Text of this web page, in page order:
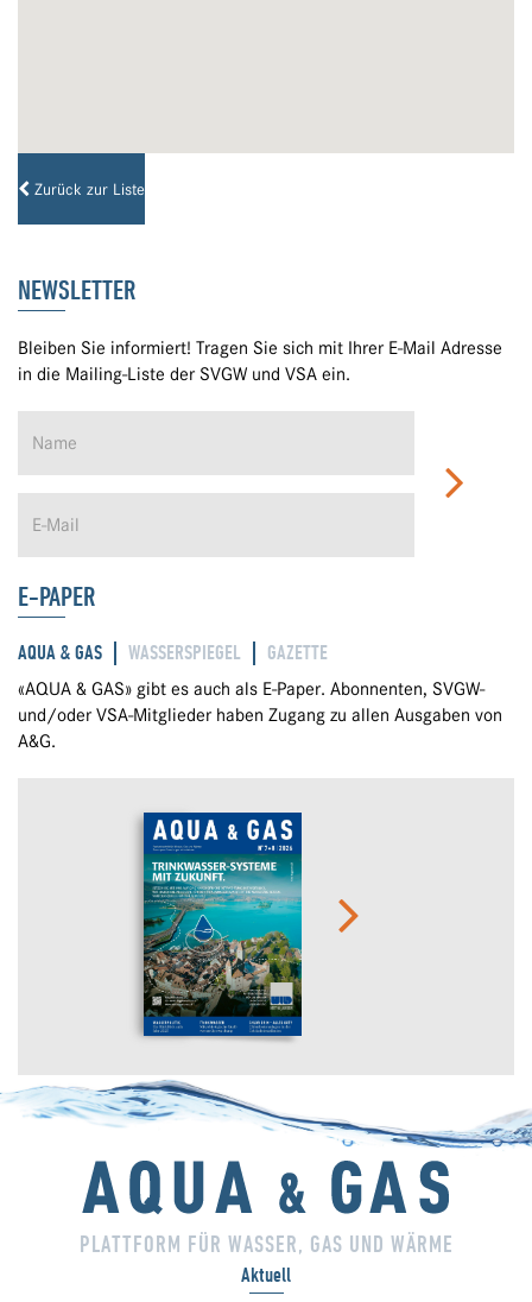
Zurück zur Liste
NEWSLETTER
Bleiben Sie informiert! Tragen Sie sich mit Ihrer E-Mail Adresse
in die Mailing-Liste der SVGW und VSA ein.
E-PAPER
AQUA & GAS WASSERSPIEGEL GAZETTE
«AQUA & GAS» gibt es auch als E-Paper. Abonnenten, SVGW-
und/oder VSA-Mitglieder haben Zugang zu allen Ausgaben von
A&G.
PLATTFORM FÜR WASSER, GAS UND WÄRME
Aktuell